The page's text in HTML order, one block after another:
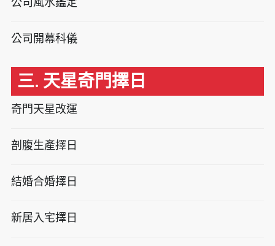
公司開幕科儀
三. 天星奇門擇日
奇門天星改運
剖腹生產擇日
結婚合婚擇日
新居入宅擇日